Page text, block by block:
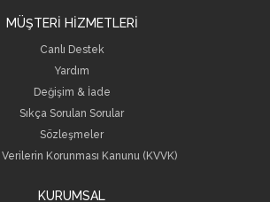
MÜŞTERİ HİZMETLERİ
Canlı Destek
Yardım
Değişim & İade
Sıkça Sorulan Sorular
Sözleşmeler
Korunması Kanunu (KVVK)
KURUMSAL